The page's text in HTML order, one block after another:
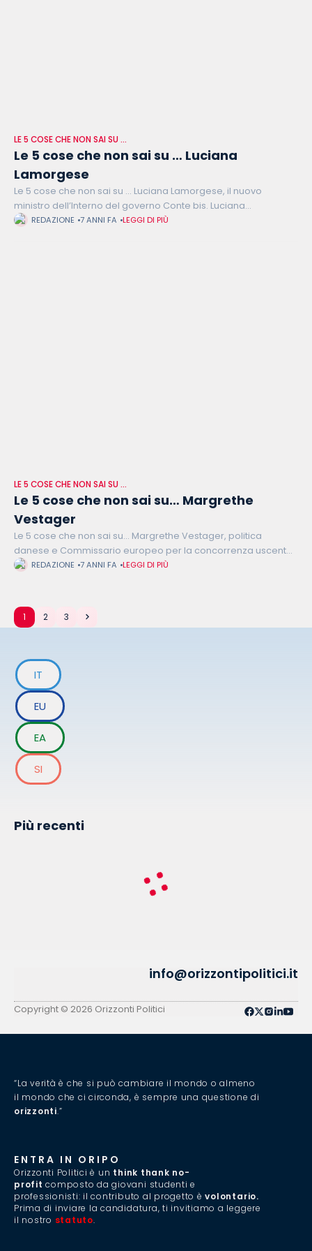
LE 5 COSE CHE NON SAI SU …
Le 5 cose che non sai su … Luciana
Lamorgese
Le 5 cose che non sai su … Luciana Lamorgese, il nuovo
ministro dell’Interno del governo Conte bis. Luciana
Lamorgese è la terza donna a ricoprire questo ruolo, dopo
REDAZIONE 7 ANNI FA LEGGI DI PIÙ
LE 5 COSE CHE NON SAI SU …
Le 5 cose che non sai su… Margrethe
Vestager
Le 5 cose che non sai su… Margrethe Vestager, politica
danese e Commissario europeo per la concorrenza uscente.
Nonostante il suo mandato terminerà il 31 ottobre, la sua uscita
REDAZIONE 7 ANNI FA LEGGI DI PIÙ
1 2 3
IT
EU
EA
SI
Più recenti
info@orizzontipolitici.it
Copyright © 2026 Orizzonti Politici
“La verità è che si può cambiare il mondo o almeno
il mondo che ci circonda, è sempre una questione di
orizzonti.”
ENTRA IN ORIPO
Orizzonti Politici è un think thank no-
profit composto da giovani studenti e
professionisti: il contributo al progetto èvolontario.
Prima di inviare la candidatura, ti invitiamo a leggere
il nostro statuto.